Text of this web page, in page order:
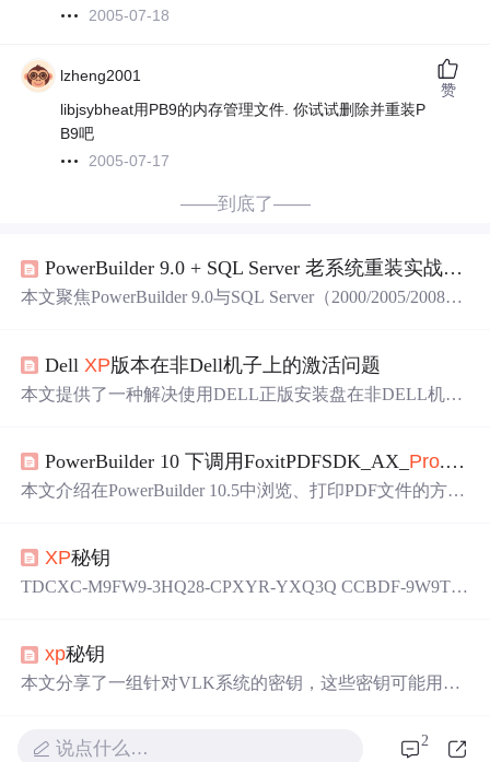
2005-07-18
lzheng2001
libjsybheat用PB9的内存管理文件. 你试试删除并重装P
B9吧
2005-07-17
赞
——到底了——
PowerBuilder 9.0 + SQL Server 老系统重装实战：AMD Ryzen平台兼容方案
本文聚焦PowerBuilder 9.0与SQL Server（2000/2005/2008）
注册混乱三大兼容性问题。方案采用Windows 10 LTSC定
制镜像，通过DISM离线注入.NET 3.5、精简SQL Server 20
式等）与注册表/INI/DSN等七类‘考古级’配置迁移。最终实
现
PB9 .0在现代硬件上稳定首启与DataWindow正常预览。
Dell XP版本在非Dell机子上的激活问题
本文提供了一种解决使用DELL正版安装盘在非DELL机器
PowerBuilder 10 下调用FoxitPDFSDK_AX_ Pro.ocx浏览打印PDF文件
本文介绍在PowerBuilder 10.5中浏览、打印PDF文件的方
DF文件及打印PDF，还提供了PDF控件及源代码下载链
接。
XP秘钥
TDCXC-M9FW9-3HQ28-CPXYR-YXQ3Q CCBDF-9W9T8-
2VKW-8R98J-WM7YV-HXRT8 WG722-Q8PCY-VD69F-QG
DF2-7B7F6 DCWVV-8YY6K-TRJ4K-W3...
xp秘钥
本文分享了一组针对VLK系统的密钥，这些密钥可能用于
说点什么… 2